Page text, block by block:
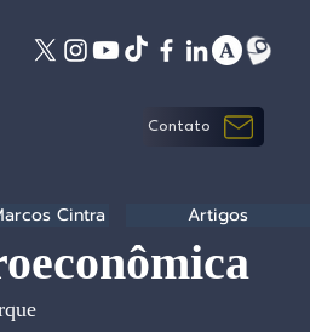
Contato
Cintra Artigos